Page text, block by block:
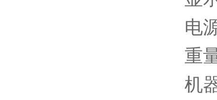
电
重
机